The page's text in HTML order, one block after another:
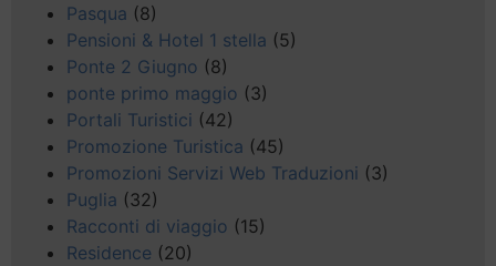
Pasqua (8)
Pensioni & Hotel 1 stella (5)
Ponte 2 Giugno (8)
ponte primo maggio (3)
Portali Turistici (42)
Promozione Turistica (45)
Promozioni Servizi Web Traduzioni (3)
Puglia (32)
Racconti di viaggio (15)
Residence (20)